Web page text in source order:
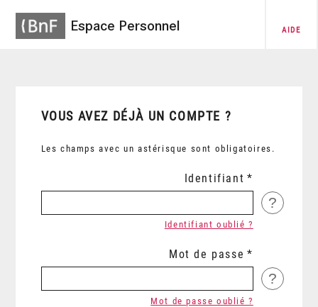
Espace Personnel AIDE
VOUS AVEZ DÉJÀ UN COMPTE ?
Les champs avec un astérisque sont obligatoires.
Identifiant
?
Identifiant oublié ?
Mot de passe
?
Mot de passe oublié ?